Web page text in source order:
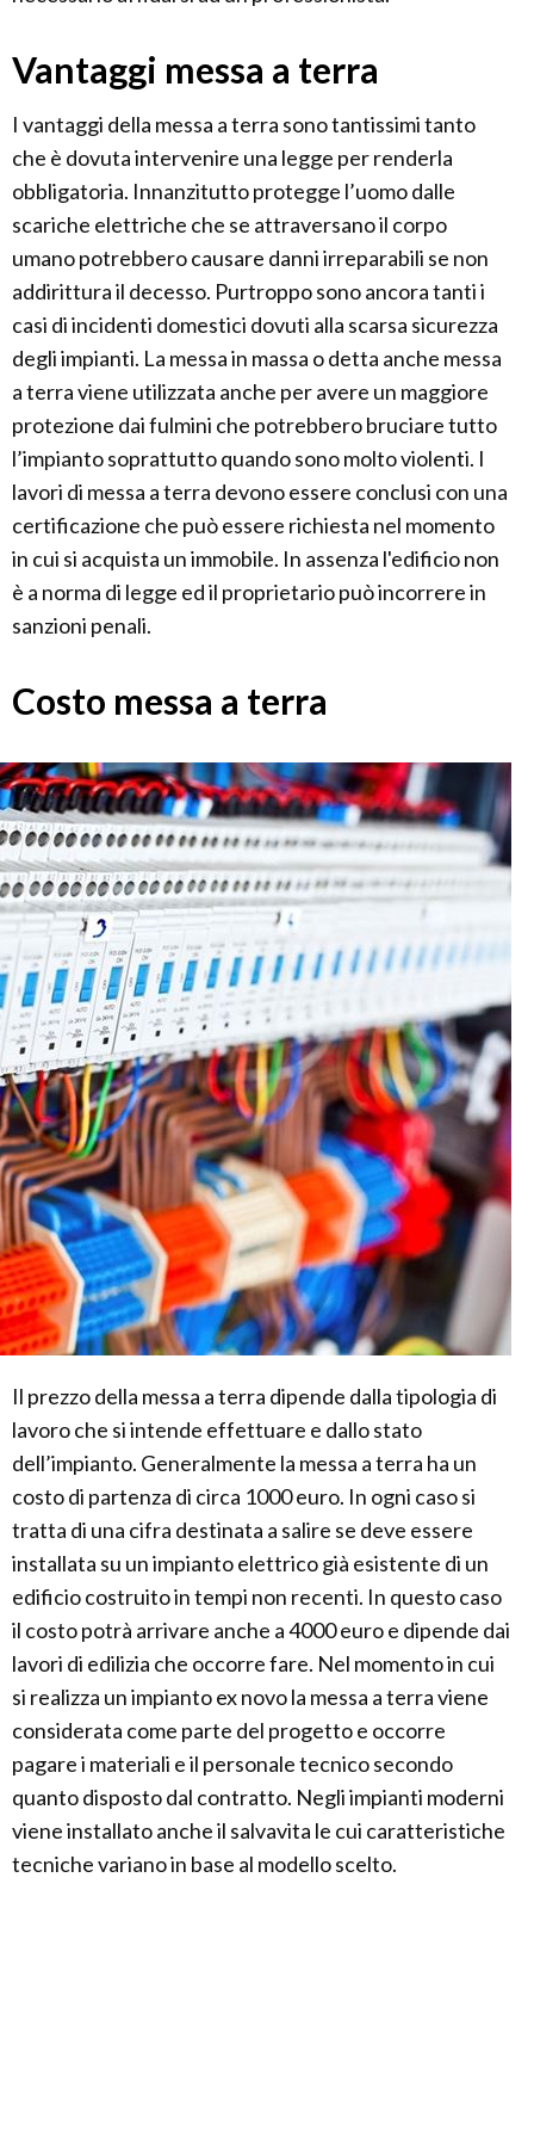
Vantaggi messa a terra
I vantaggi della messa a terra sono tantissimi tanto
che è dovuta intervenire una legge per renderla
obbligatoria. Innanzitutto protegge l’uomo dalle
scariche elettriche che se attraversano il corpo
umano potrebbero causare danni irreparabili se non
addirittura il decesso. Purtroppo sono ancora tanti i
casi di incidenti domestici dovuti alla scarsa sicurezza
degli impianti. La messa in massa o detta anche messa
a terra viene utilizzata anche per avere un maggiore
protezione dai fulmini che potrebbero bruciare tutto
l’impianto soprattutto quando sono molto violenti. I
lavori di messa a terra devono essere conclusi con una
certificazione che può essere richiesta nel momento
in cui si acquista un immobile. In assenza l'edificio non
è a norma di legge ed il proprietario può incorrere in
sanzioni penali.
Costo messa a terra
Il prezzo della messa a terra dipende dalla tipologia di
lavoro che si intende effettuare e dallo stato
dell’impianto. Generalmente la messa a terra ha un
costo di partenza di circa 1000 euro. In ogni caso si
tratta di una cifra destinata a salire se deve essere
installata su un impianto elettrico già esistente di un
edificio costruito in tempi non recenti. In questo caso
il costo potrà arrivare anche a 4000 euro e dipende dai
lavori di edilizia che occorre fare. Nel momento in cui
si realizza un impianto ex novo la messa a terra viene
considerata come parte del progetto e occorre
pagare i materiali e il personale tecnico secondo
quanto disposto dal contratto. Negli impianti moderni
viene installato anche il salvavita le cui caratteristiche
tecniche variano in base al modello scelto.